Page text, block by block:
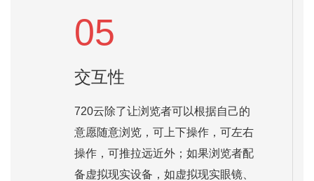
05
交互性
720云除了让浏览者可以根据自己的
意愿随意浏览，可上下操作，可左右
操作，可推拉远近外；如果浏览者配
备虚拟现实设备，如虚拟现实眼镜、